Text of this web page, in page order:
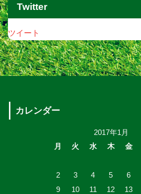
Twitter
ツイート
カレンダー
2017年1月
月
火 水 木 金
2
3 4 5 6
9
10 11 12 13